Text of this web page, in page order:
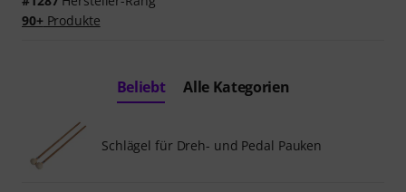
90+Produkte
Beliebt Alle Kategorien
Schlägel für Dreh- und Pedal Pauken